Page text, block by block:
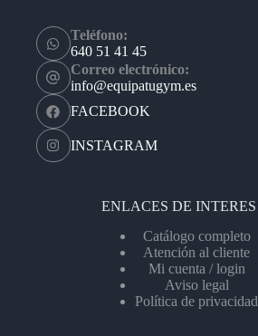
Teléfono:
640 51 41 45
Correo electrónico:
info@equipatugym.es
FACEBOOK
INSTAGRAM
ENLACES DE INTERES
Catálogo completo
Atención al cliente
Mi cuenta / login
Aviso legal
Política de privacidad